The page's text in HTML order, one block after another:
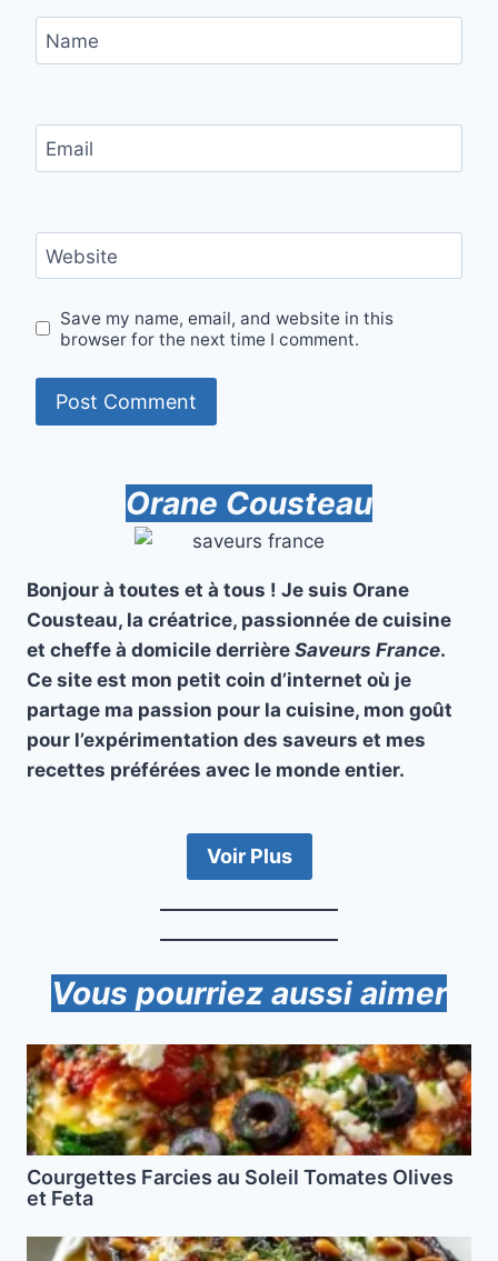
Name
Email
Website
Save my name, email, and website in this
browser for the next time I comment.
Orane Cousteau
Bonjour à toutes et à tous ! Je suis Orane
Cousteau, la créatrice, passionnée de cuisine
et cheffe à domicile derrière Saveurs France.
Ce site est mon petit coin d’internet où je
partage ma passion pour la cuisine, mon goût
pour l’expérimentation des saveurs et mes
recettes préférées avec le monde entier.
Voir Plus
Vous pourriez aussi aimer
Courgettes Farcies au Soleil Tomates Olives
et Feta